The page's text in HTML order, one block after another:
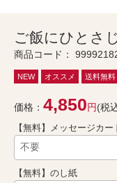
ご飯にひとさ
商品コード：
NEW オススメ 送料無料
価格： 4,850円(税
【無料】メッセージカ
【無料】のし紙